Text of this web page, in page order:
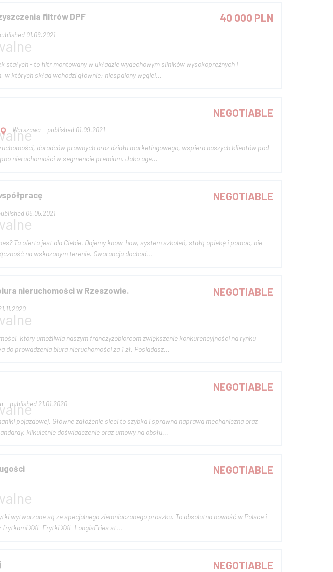
40 000 PLN
filtrów DPF
01.09.2021
w których skład wchodzi głównie: niespalony węgiel...
NEGOTIABLE
Warszawa published 01.09.2021
nieruchomości w segmencie premium. Jako age...
NEGOTIABLE
05.05.2021
system szkoleń, stałą opiekę i pomoc, nie
na wskazanym terenie. Gwarancja dochod...
NEGOTIABLE
nieruchomości w Rzeszowie.
który umożliwia naszym franczyzobiorcom zwiększenie konkurencyjności na rynku
Odstąpię prawa do prowadzenia biura nieruchomości za 1 zł. Posiadasz...
NEGOTIABLE
published 21.01.2020
pojazdowej. Główne założenie sieci to szybka i sprawna naprawa mechaniczna oraz
kilkuletnie doświadczenie oraz umowy na obsłu...
NEGOTIABLE
wytwarzane są ze specjalnego ziemniaczanego proszku. To absolutna nowość w Polsce i
Europie. Bądź pierwszy w swojej okolicy. Zacznij zarabiać z frytkami XXL Frytki XXL LongisFries st...
NEGOTIABLE